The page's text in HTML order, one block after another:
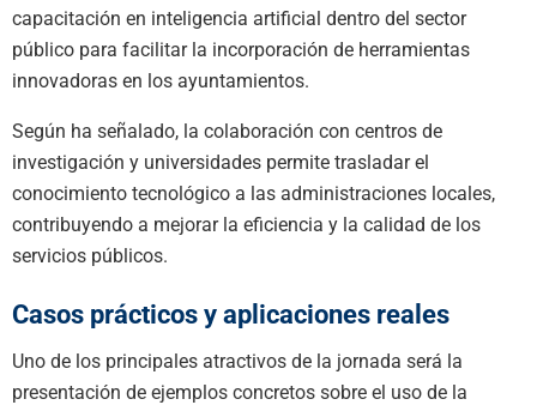
capacitación en inteligencia artificial dentro del sector
público para facilitar la incorporación de herramientas
innovadoras en los ayuntamientos.
Según ha señalado, la colaboración con centros de
investigación y universidades permite trasladar el
conocimiento tecnológico a las administraciones locales,
contribuyendo a mejorar la eficiencia y la calidad de los
servicios públicos.
Casos prácticos y aplicaciones reales
Uno de los principales atractivos de la jornada será la
presentación de ejemplos concretos sobre el uso de la